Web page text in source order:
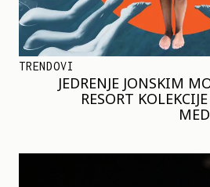
TRENDOVI
JEDRENJE JONSKIM
RESORT